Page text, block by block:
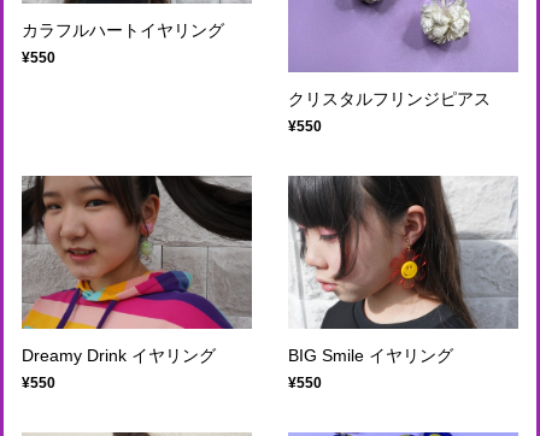
カラフルハートイヤリング
¥550
クリスタルフリンジピアス
¥550
Dreamy Drink イヤリング
¥550
BIG Smile イヤリング
¥550